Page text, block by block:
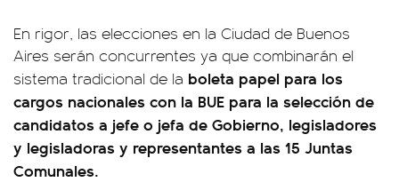
En rigor, las elecciones en la Ciudad de Buenos
Aires serán concurrentes ya que combinarán el
sistema tradicional de la boleta papel para los
cargos nacionales con la BUE para la selección de
candidatos a jefe o jefa de Gobierno, legisladores
y legisladoras y representantes a las 15 Juntas
Comunales.